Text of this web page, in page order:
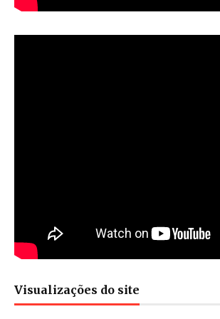
Visualizações do site